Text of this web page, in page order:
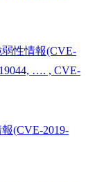
性情報(CVE-
…. , CVE-
(CVE-2019-